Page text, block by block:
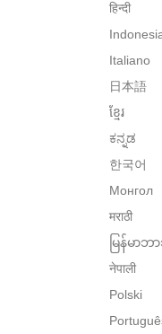
हिन्दी
Italiano
日本語
ខ្មែរ
ಕನ್ನಡ
한국어
Монгол
मराठी
မြန်မာဘ
नेपाली
Polski